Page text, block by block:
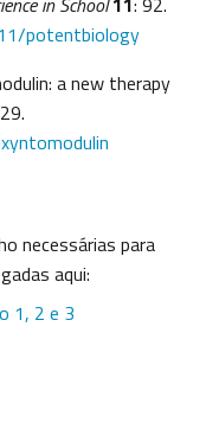
potentbiology
a new therapy
necessárias para
aqui:
1, 2 e 3